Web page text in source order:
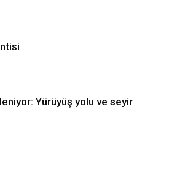
Yürüyüş yolu ve seyir